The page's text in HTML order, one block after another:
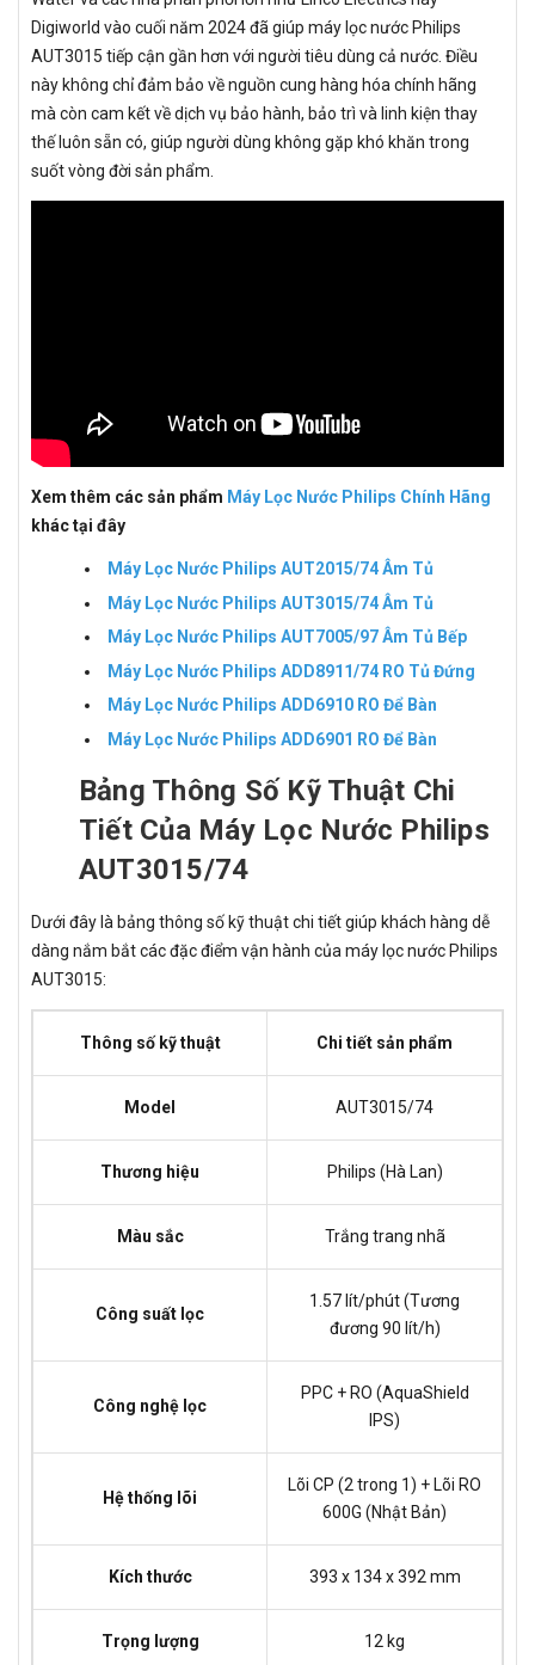
Digiworld vào cuối năm 2024 đã giúp máy lọc nước Philips
AUT3015 tiếp cận gần hơn với người tiêu dùng cả nước. Điều
này không chỉ đảm bảo về nguồn cung hàng hóa chính hãng
mà còn cam kết về dịch vụ bảo hành, bảo trì và linh kiện thay
thế luôn sẵn có, giúp người dùng không gặp khó khăn trong
suốt vòng đời sản phẩm.
Xem thêm các sản phẩm Máy Lọc Nước Philips Chính Hãng
khác tại đây
Máy Lọc Nước Philips AUT2015/74 Âm Tủ
Máy Lọc Nước Philips AUT3015/74 Âm Tủ
Máy Lọc Nước Philips AUT7005/97 Âm Tủ Bếp
Máy Lọc Nước Philips ADD8911/74 RO Tủ Đứng
Máy Lọc Nước Philips ADD6910 RO Để Bàn
Máy Lọc Nước Philips ADD6901 RO Để Bàn
Bảng Thông Số Kỹ Thuật Chi
Tiết Của Máy Lọc Nước Philips
AUT3015/74
Dưới đây là bảng thông số kỹ thuật chi tiết giúp khách hàng dễ
dàng nắm bắt các đặc điểm vận hành của máy lọc nước Philips
AUT3015:
Thông số kỹ thuật Chi tiết sản phẩm
Model AUT3015/74
Thương hiệu Philips (Hà Lan)
Màu sắc Trắng trang nhã
Công suất lọc
1.57 lít/phút (Tương
đương 90 lít/h)
Công nghệ lọc
PPC + RO (AquaShield
IPS)
Hệ thống lõi
Lõi CP (2 trong 1) + Lõi RO
600G (Nhật Bản)
Kích thước 393 x 134 x 392 mm
Trọng lượng 12 kg